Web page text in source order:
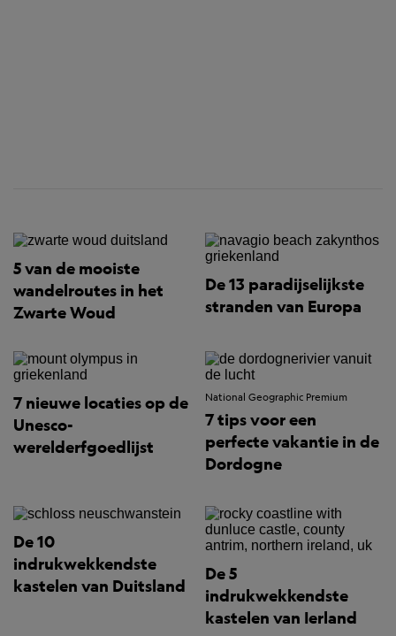
5 van de mooiste
wandelroutes in het
Zwarte Woud
De 13 paradijselijkste
stranden van Europa
7 nieuwe locaties op de
Unesco-
werelderfgoedlijst
National Geographic Premium
7 tips voor een
perfecte vakantie in de
Dordogne
De 10
indrukwekkendste
kastelen van Duitsland
De 5
indrukwekkendste
kastelen van Ierland